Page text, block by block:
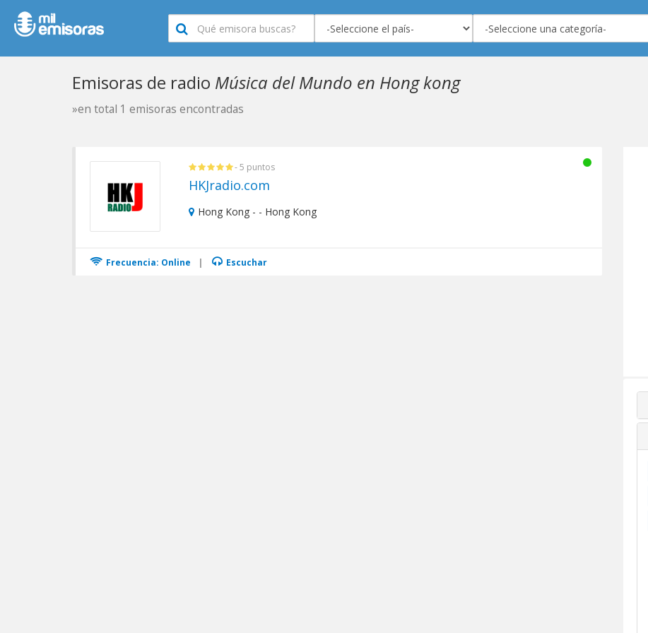
Emisoras de radio Música del Mundo en Hong kong
»en total 1 emisoras encontradas
- 5 puntos
HKJradio.com
Hong Kong - - Hong Kong
Frecuencia: Online | Escuchar